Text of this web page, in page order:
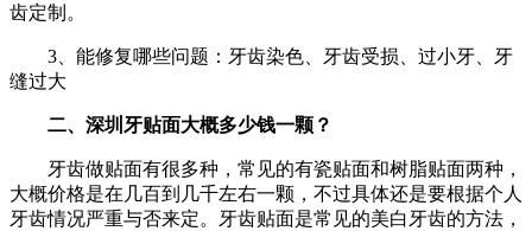
齿定制。
3、能修复哪些问题：牙齿染色、牙齿受损、过小牙、牙
缝过大
二、深圳牙贴面大概多少钱一颗？
牙齿做贴面有很多种，常见的有瓷贴面和树脂贴面两种，
大概价格是在几百到几千左右一颗，不过具体还是要根据个人
牙齿情况严重与否来定。牙齿贴面是常见的美白牙齿的方法，